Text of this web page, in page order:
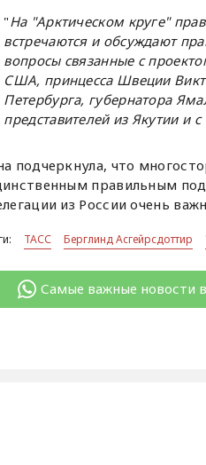
"На "Арктическом круге"
встречаются и обсуждают
вопросы связанные с
США, принцесса Швеции
Петербурга, губернатора
представителей из Якутии и с
подчеркнула, что
правильным
из России очень
ТАСС Берглинд Асгейрсдоттир
Самые важные новости